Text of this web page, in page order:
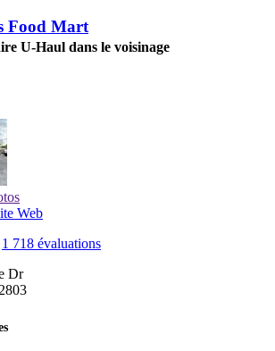
Food Mart
U-Haul dans le voisinage
Web
1 718 évaluations
Dr